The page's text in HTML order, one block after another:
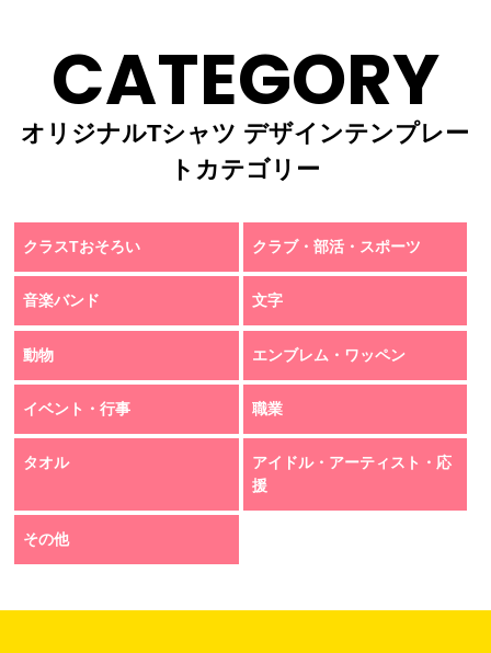
CATEGORY
オリジナルTシャツ デザインテンプレー
トカテゴリー
クラスTおそろい クラブ・部活・スポーツ
音楽バンド 文字
動物 エンブレム・ワッペン
イベント・行事 職業
タオル
アイドル・アーティスト・応
援
その他